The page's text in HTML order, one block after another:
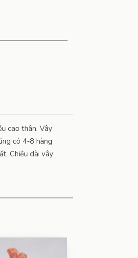
cao thân. Vây
có 4-8 hàng
Chiều dài vây